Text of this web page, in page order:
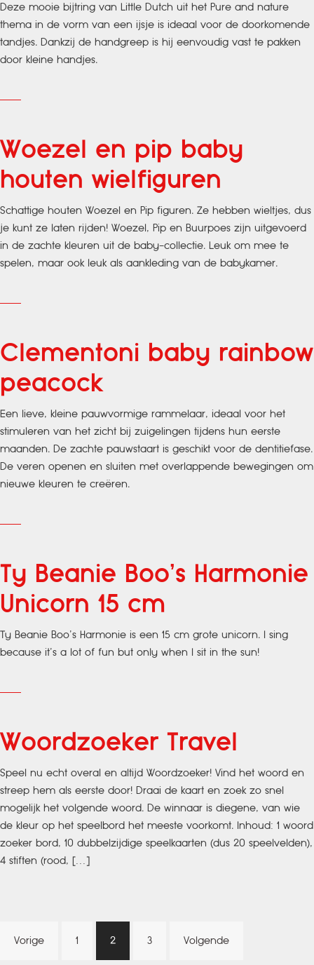
Deze mooie bijtring van Little Dutch uit het Pure and nature
thema in de vorm van een ijsje is ideaal voor de doorkomende
tandjes. Dankzij de handgreep is hij eenvoudig vast te pakken
door kleine handjes.
Woezel en pip baby
houten wielfiguren
Schattige houten Woezel en Pip figuren. Ze hebben wieltjes, dus
je kunt ze laten rijden! Woezel, Pip en Buurpoes zijn uitgevoerd
in de zachte kleuren uit de baby-collectie. Leuk om mee te
spelen, maar ook leuk als aankleding van de babykamer.
Clementoni baby rainbow
peacock
Een lieve, kleine pauwvormige rammelaar, ideaal voor het
stimuleren van het zicht bij zuigelingen tijdens hun eerste
maanden. De zachte pauwstaart is geschikt voor de dentitiefase.
De veren openen en sluiten met overlappende bewegingen om
nieuwe kleuren te creëren.
Ty Beanie Boo’s Harmonie
Unicorn 15 cm
Ty Beanie Boo’s Harmonie is een 15 cm grote unicorn. I sing
because it’s a lot of fun but only when I sit in the sun!
Woordzoeker Travel
Speel nu echt overal en altijd Woordzoeker! Vind het woord en
streep hem als eerste door! Draai de kaart en zoek zo snel
mogelijk het volgende woord. De winnaar is diegene, van wie
de kleur op het speelbord het meeste voorkomt. Inhoud: 1 woord
zoeker bord, 10 dubbelzijdige speelkaarten (dus 20 speelvelden),
4 stiften (rood, […]
Berichten
paginering
Vorige 1 2 3 Volgende